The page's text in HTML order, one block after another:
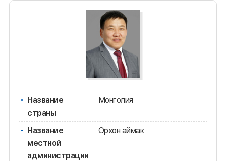
Название
страны
Монголия
Название
местной
администрации
Орхон аймак